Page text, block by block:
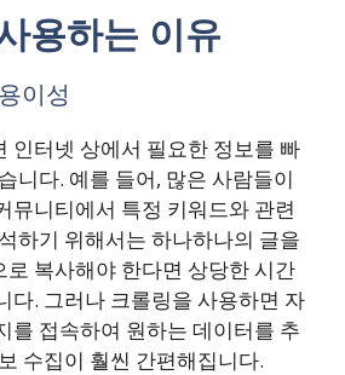
용하는 이유
이성
인터넷 상에서 필요한 정보를 빠
니다. 예를 들어, 많은 사람들이
뮤니티에서 특정 키워드와 관련
하기 위해서는 하나하나의 글을
복사해야 한다면 상당한 시간
다. 그러나 크롤링을 사용하면 자
를 접속하여 원하는 데이터를 추
수집이 훨씬 간편해집니다.